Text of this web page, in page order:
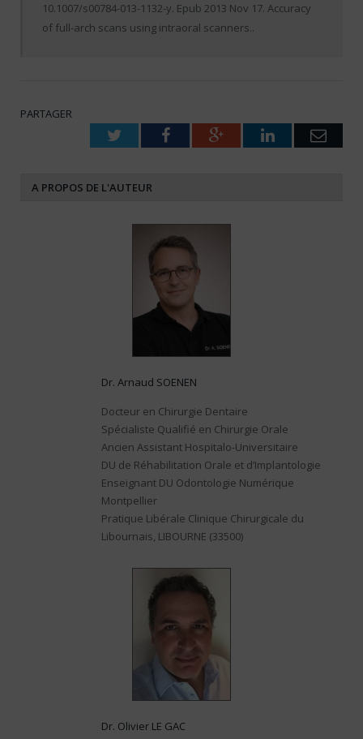
10.1007/s00784-013-1132-y. Epub 2013 Nov 17. Accuracy
of full-arch scans using intraoral scanners..
PARTAGER
TwitterFacebookGoogle+LinkedIn
A PROPOS DE L'AUTEUR
Dr. Arnaud SOENEN
Docteur en Chirurgie Dentaire
Spécialiste Qualifié en Chirurgie Orale
Ancien Assistant Hospitalo-Universitaire
DU de Réhabilitation Orale et d’Implantologie
Enseignant DU Odontologie Numérique
Montpellier
Pratique Libérale Clinique Chirurgicale du
Libournais, LIBOURNE (33500)
Dr. Olivier LE GAC